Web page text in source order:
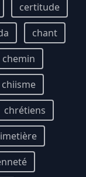
certitude
chant
chemin
chiisme
chrétiens